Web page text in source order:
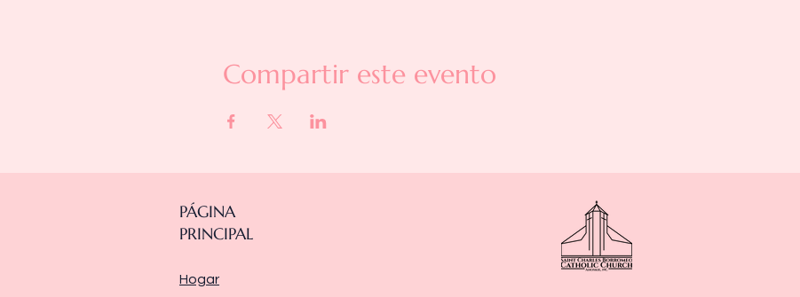
Compartir este evento
PÁGINA
PRINCIPAL
Hogar